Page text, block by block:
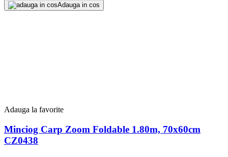
Adauga in cos
Adauga la favorite
Minciog Carp Zoom Foldable 1.80m, 70x60cm
CZ0438